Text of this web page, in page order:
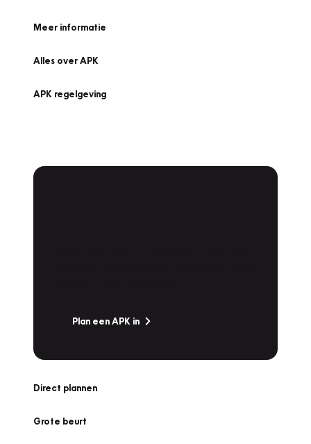
Meer informatie
Alles over APK
APK regelgeving
Plan een APK in
Direct plannen
Grote beurt